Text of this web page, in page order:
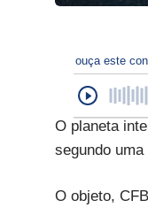
ouça este
O planeta
segundo
O objeto,